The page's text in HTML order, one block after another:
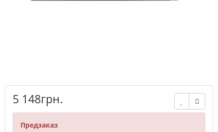
5 148грн.
Предзаказ